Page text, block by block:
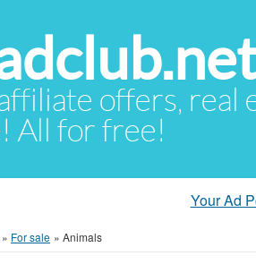
offers, real
All for free!
Your Ad
» For sale » Animals